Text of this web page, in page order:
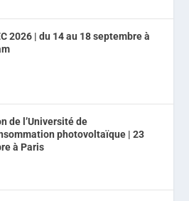
2026 | du 14 au 18 septembre à
de l’Université de
photovoltaïque | 23
à Paris